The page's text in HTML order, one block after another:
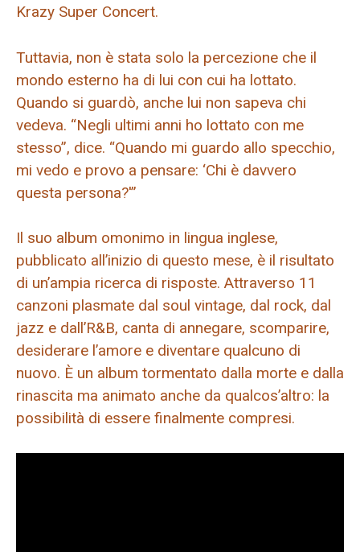
Krazy Super Concert.
Tuttavia, non è stata solo la percezione che il
mondo esterno ha di lui con cui ha lottato.
Quando si guardò, anche lui non sapeva chi
vedeva. “Negli ultimi anni ho lottato con me
stesso”, dice. “Quando mi guardo allo specchio,
mi vedo e provo a pensare: ‘Chi è davvero
questa persona?'”
Il suo album omonimo in lingua inglese,
pubblicato all’inizio di questo mese, è il risultato
di un’ampia ricerca di risposte. Attraverso 11
canzoni plasmate dal soul vintage, dal rock, dal
jazz e dall’R&B, canta di annegare, scomparire,
desiderare l’amore e diventare qualcuno di
nuovo. È un album tormentato dalla morte e dalla
rinascita ma animato anche da qualcos’altro: la
possibilità di essere finalmente compresi.